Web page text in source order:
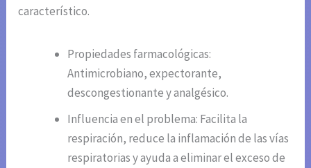
característico.
Propiedades farmacológicas:
Antimicrobiano, expectorante,
descongestionante y analgésico.
Influencia en el problema: Facilita la
respiración, reduce la inflamación de las vías
respiratorias y ayuda a eliminar el exceso de